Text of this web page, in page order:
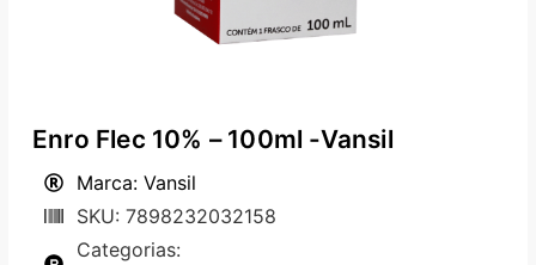
Enro Flec 10% – 100ml -Vansil
Marca: Vansil
SKU: 7898232032158
Categorias: